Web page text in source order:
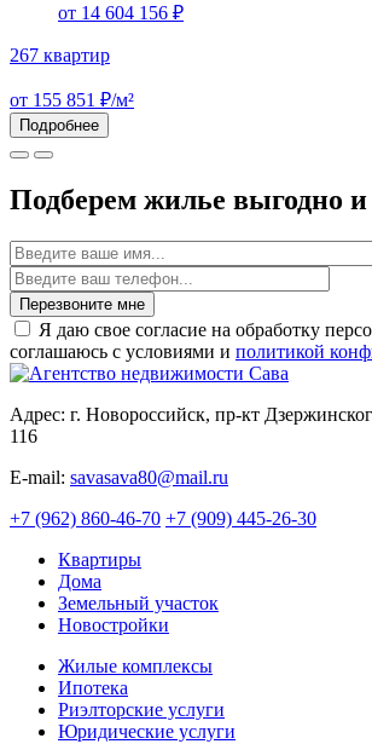
от 14 604 156 ₽
267 квартир
от 155 851 ₽/м²
Подробнее
Подберем жилье выгодно
Имя
Перезвоните мне
Я даю свое согласие на обработку
соглашаюсь с условиями и политикой
Адрес: г. Новороссийск, пр-кт
116
E-mail: savasava80@mail.ru
+7 (962) 860-46-70 +7 (909) 445-26-30
Квартиры
Дома
Земельный участок
Новостройки
Жилые комплексы
Ипотека
Риэлторские услуги
Юридические услуги